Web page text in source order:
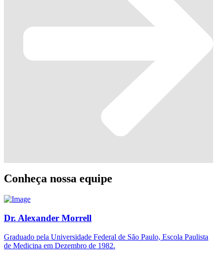
Conheça nossa equipe
Dr. Alexander Morrell
Graduado pela Universidade Federal de São Paulo, Escola Paulista
de Medicina em Dezembro de 1982.